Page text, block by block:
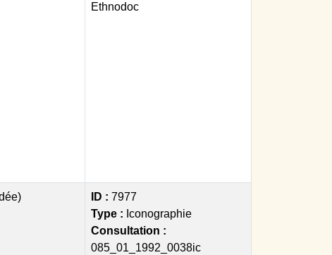
Ethnodoc
ID : 7977
Type : Iconographie
Consultation :
085_01_1992_0038ic